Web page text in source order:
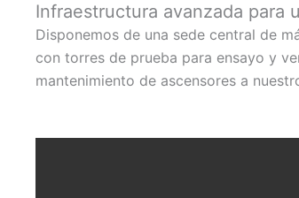
Infraestructura avanzada para
Disponemos de una sede central de
con torres de prueba para ensayo y
mantenimiento de ascensores a